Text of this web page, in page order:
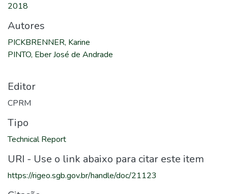
2018
Autores
PICKBRENNER, Karine
PINTO, Eber José de Andrade
Editor
CPRM
Tipo
Technical Report
URI - Use o link abaixo para citar este item
https://rigeo.sgb.gov.br/handle/doc/21123